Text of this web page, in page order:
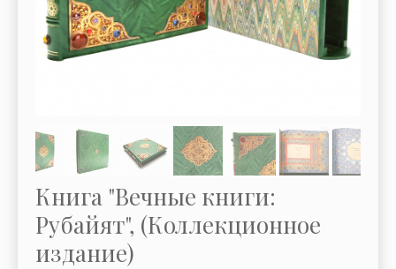
Книга "Вечные книги:
Рубайят", (Коллекционное
издание)